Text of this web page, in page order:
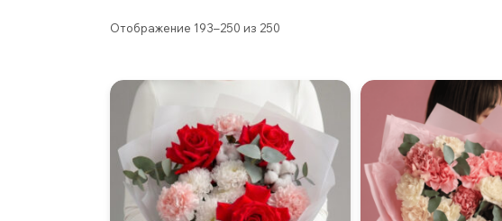
Отображение 193–250 из 250